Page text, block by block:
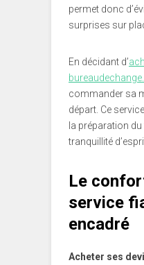
permet donc
surprises sur
En décidant d’
commander sa
départ. Ce
la préparation
tranquillité
Le
service
encadré
Acheter ses